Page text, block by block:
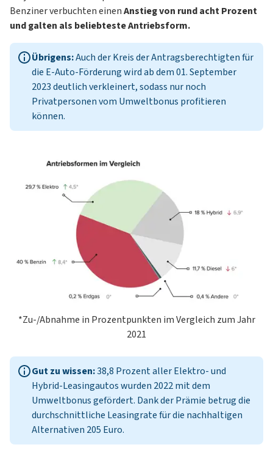
Benziner verbuchten einenAnstieg von rund acht Prozent
und galten als beliebteste Antriebsform.
Übrigens:Auch der Kreis der Antragsberechtigten für
die E-Auto-Förderung wird ab dem 01. September
2023 deutlich verkleinert, sodass nur noch
Privatpersonen vom Umweltbonus profitieren
können.
*Zu-/Abnahme in Prozentpunkten im Vergleich zum Jahr
2021
Gut zu wissen:38,8 Prozent aller Elektro- und
Hybrid-Leasingautos wurden 2022 mit dem
Umweltbonus gefördert. Dank der Prämie betrug die
durchschnittliche Leasingrate für die nachhaltigen
Alternativen 205 Euro.